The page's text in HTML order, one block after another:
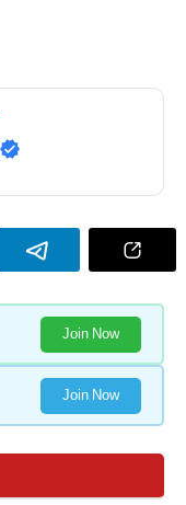
Join Now
Join Now